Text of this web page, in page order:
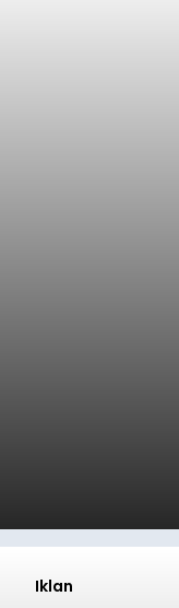
Iklan